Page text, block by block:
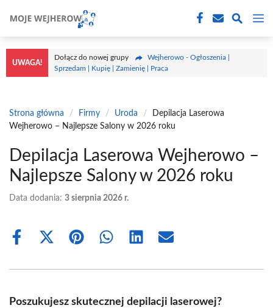
treści
UWAGA!
Dołącz do nowej grupy
Wejherowo - Ogłoszenia |
Sprzedam | Kupię | Zamienię | Praca
Strona główna / Firmy / Uroda /
Depilacja Laserowa
Wejherowo – Najlepsze Salony w 2026 roku
Depilacja Laserowa Wejherowo –
Najlepsze Salony w 2026 roku
Data dodania: 3 sierpnia 2026 r.
Share
Share
(Twitter)
Share Share Share Share
Poszukujesz skutecznej depilacji laserowej?